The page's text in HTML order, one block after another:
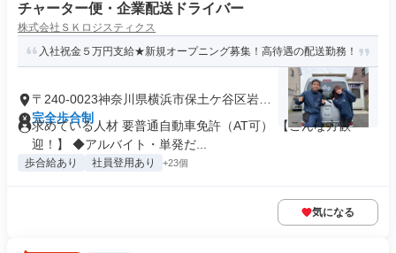
チャーター便・企業配送ドライバー
株式会社ＳＫロジスティクス
入社祝金５万円支給★新規オープニング募集！高待遇の配送勤務！
〒240-0023神奈川県横浜市保土ケ谷区岩井
町
完全歩合制
求めている人材 要普通自動車免許（AT可） 【こんな方歓
迎！】 ◆アルバイト・単発だ...
歩合給あり 社員登用あり +23個
気になる